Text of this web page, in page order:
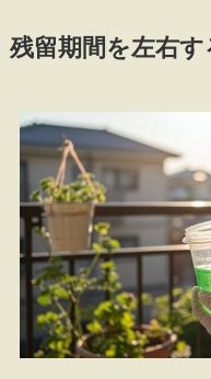
残留期間を左右